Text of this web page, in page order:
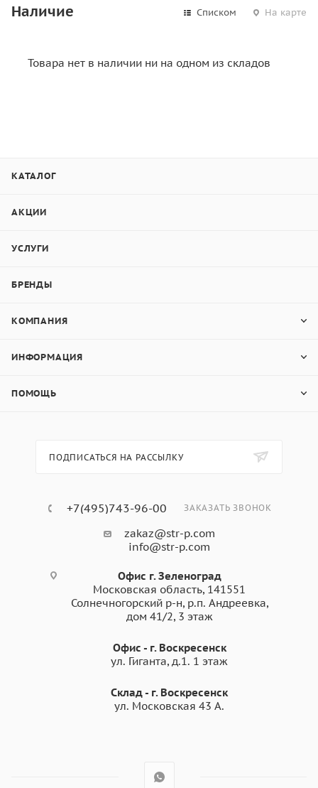
Наличие Списком На карте
Товара нет в наличии ни на одном из складов
КАТАЛОГ
АКЦИИ
УСЛУГИ
БРЕНДЫ
КОМПАНИЯ
ИНФОРМАЦИЯ
ПОМОЩЬ
ПОДПИСАТЬСЯ НА РАССЫЛКУ
+7(495)743-96-00 ЗАКАЗАТЬ ЗВОНОК
zakaz@str-p.com
info@str-p.com
Офис г. Зеленоград
Московская область, 141551
Солнечногорский р-н, р.п. Андреевка,
дом 41/2, 3 этаж
Офис - г. Воскресенск
ул. Гиганта, д.1. 1 этаж
Склад - г. Воскресенск
ул. Московская 43 А.